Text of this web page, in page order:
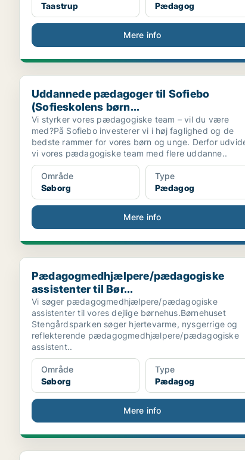
Taastrup
Pædagog
Mere info
Uddannede pædagoger til Sofiebo
Uddannede pædagoger til Sofiebo
(Sofieskolens børn...
Vi styrker vores pædagogiske team – vil du være
med?På Sofiebo investerer vi i høj faglighed og de
bedste rammer for vores børn og unge. Derfor
vi vores pædagogiske team med flere uddanne..
Område
Søborg
Type
Pædagog
Mere info
Pædagogmedhjælpere/pædagogiske assistenter
Pædagogmedhjælpere/pædagogiske
assistenter til Bør...
Vi søger pædagogmedhjælpere/pædagogiske
assistenter til vores dejlige børnehus.Børnehuset
Stengårdsparken søger hjertevarme, nysgerrige og
reflekterende pædagogmedhjælpere/pædagogiske
assistent..
Område
Søborg
Type
Pædagog
Mere info
Socialpædagog til seniorgruppe i Job &